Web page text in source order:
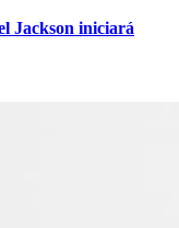
Jackson iniciará